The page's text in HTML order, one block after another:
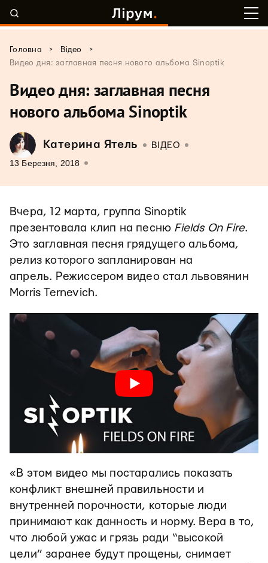
Головна > Відео
>
Видео дня: заглавная песня нового альбома Sinoptik
Видео дня: заглавная песня
нового альбома Sinoptik
Катерина Ятель ВІДЕО
13 Березня, 2018
Вчера, 12 марта, группа Sinoptik
презентовала клип на песню Fields On Fire.
Это заглавная песня грядущего альбома,
релиз которого запланирован на
апрель. Режиссером видео стал львовянин
Morris Ternevich.
«В этом видео мы постарались показать
конфликт внешней правильности и
внутренней порочности, которые люди
принимают как данность и норму. Вера в то,
что любой ужас и грязь ради “высокой
цели” заранее будут прощены, снимает